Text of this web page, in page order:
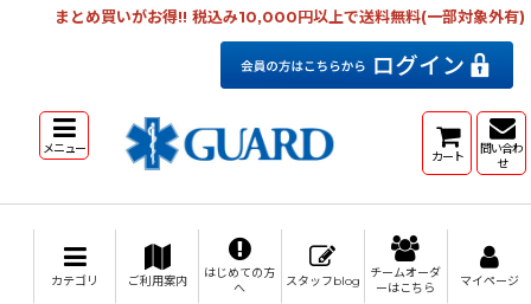
まとめ買いがお得!! 税込み10,000円以上で送料無料(一部対象外有)
メニュー カート
問い合わ
せ
カテゴリ ご利用案内
はじめての方
へ
スタッフblog
チームオーダ
ーはこちら
マイページ